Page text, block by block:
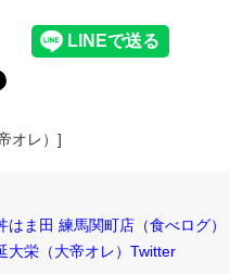
オレ）]
はま田 練馬関町店（食べログ）
大栄（大帝オレ）Twitter